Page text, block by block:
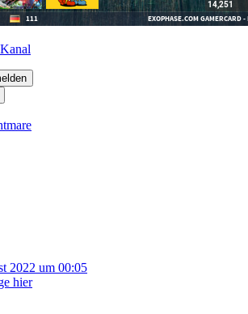
2022 um 00:05
hier